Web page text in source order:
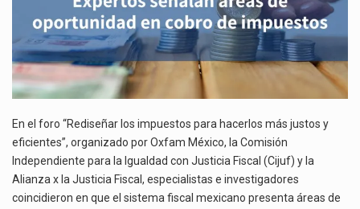
El Departamento de Agricultura de Estados Unidos (USDA) suspendió el 5 de agosto de 2026…
En el foro “Rediseñar los impuestos para hacerlos más justos y
eficientes”, organizado por Oxfam México, la Comisión
Independiente para la Igualdad con Justicia Fiscal (Cijuf) y la
Alianza x la Justicia Fiscal, especialistas e investigadores
coincidieron en que el sistema fiscal mexicano presenta áreas de